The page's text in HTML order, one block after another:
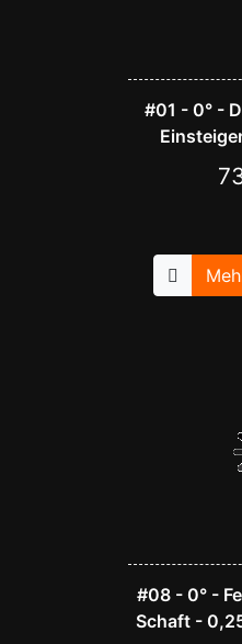
#01 - 0° -
#08 - 0° -
Schaft -